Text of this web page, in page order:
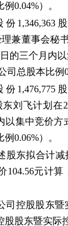
0.04%）。
1,346,363
兼董事会秘
日的三个月内
司总股本比例
1,476,775
刘飞计划在
以集中竞价方
0.06%）。
股东拟合计减
104.56元计
司控股股东
股东暨实际